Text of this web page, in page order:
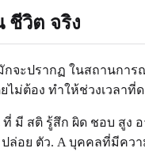
ชีวิต จริง
กจะปรากฏ ในสถานกา
ไม่ต้อง ทําให้ช่วงเวลาที่
มี สติ รู้สึก ผิด ชอบ สูง อ
ปล่อย ตัว. A บุคคลที่มีคว